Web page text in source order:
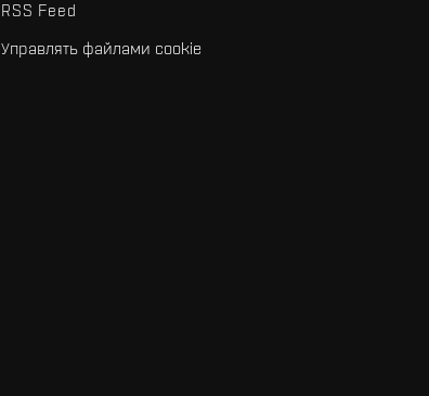
RSS Feed
Управлять файлами cookie